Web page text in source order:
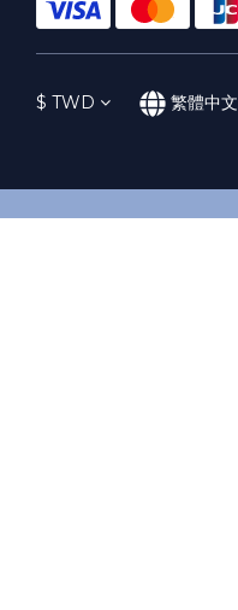
$ TWD 繁體中文